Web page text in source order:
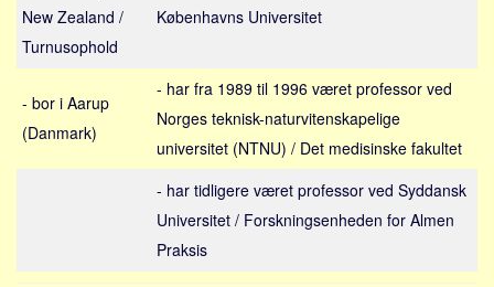
Virksomhed
Investering
Pension og opsparing
Forbrug
Social sikring og sundhed
Aspekter
New Zealand /
Turnusophold
Københavns Universitet
- bor i Aarup
(Danmark)
- har fra 1989 til 1996 været professor ved
Norges teknisk-naturvitenskapelige
universitet (NTNU) / Det medisinske fakultet
- har tidligere været professor ved Syddansk
Universitet / Forskningsenheden for Almen
Praksis